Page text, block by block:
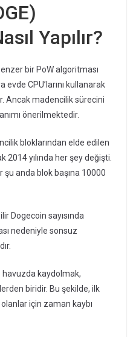
Yapılır?
bir PoW algoritması
evde CPU’larını kullanarak
Ancak madencilik sürecini
önerilmektedir.
bloklarından elde edilen
yılında her şey değişti.
anda blok başına 10000
Dogecoin sayısında
nedeniyle sonsuz
havuzda kaydolmak,
biridir. Bu şekilde, ilk
için zaman kaybı